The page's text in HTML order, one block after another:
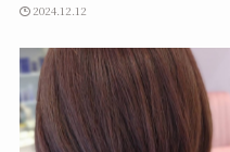
2024.12.12